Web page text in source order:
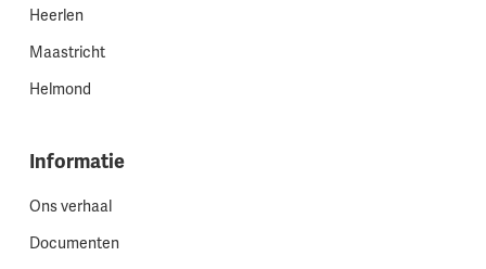
Heerlen
Maastricht
Helmond
Informatie
Ons verhaal
Documenten